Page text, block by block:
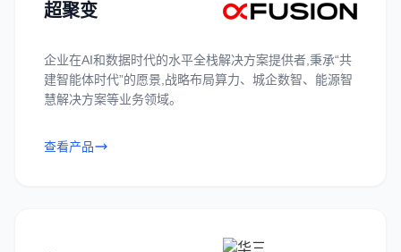
超聚变
企业在AI和数据时代的水平全栈解决方案提供者,秉承“共
建智能体时代”的愿景,战略布局算力、城企数智、能源智
慧解决方案等业务领域。
查看产品